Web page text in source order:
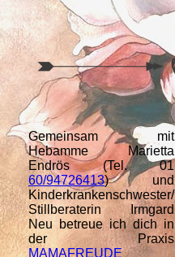
Gemeinsam mit
Hebamme Marietta
Endrös (Tel. 01
60/94726413) und
Kinderkrankenschwester/
Stillberaterin Irmgard
Neu betreue ich dich in
der Praxis
MAMAFREUDE